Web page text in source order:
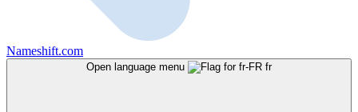
Nameshift.com
Open language menu fr